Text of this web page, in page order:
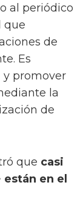
al periódico
que
de
Es
y promover
la
de
que casi
están en el